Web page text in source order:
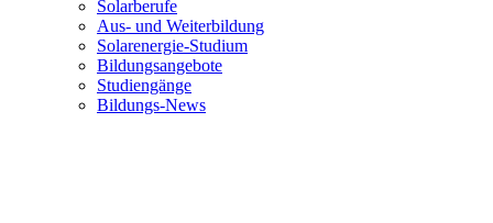
Solarberufe
Aus- und Weiterbildung
Solarenergie-Studium
Bildungsangebote
Studiengänge
Bildungs-News